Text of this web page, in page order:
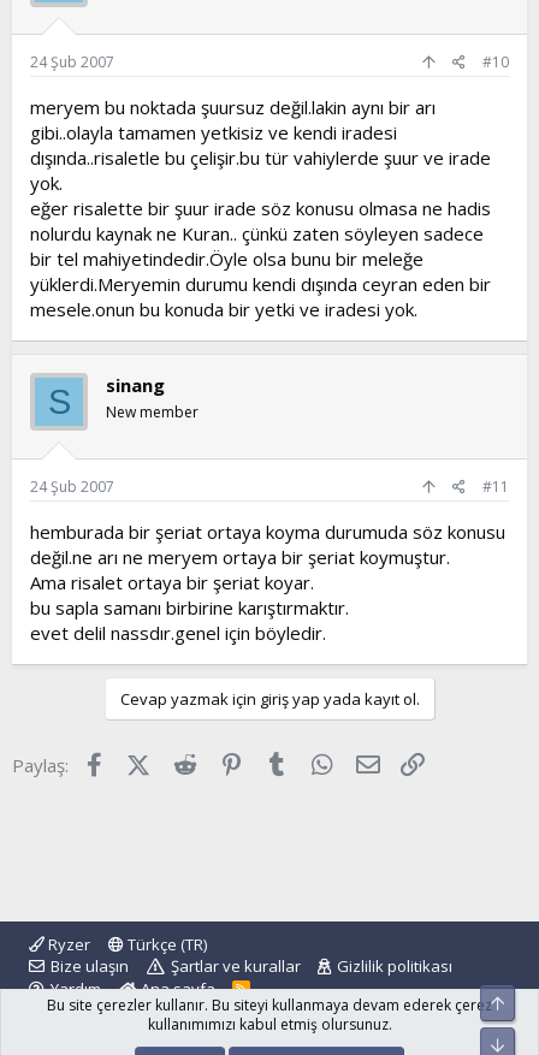
24 Şub 2007 #10
meryem bu noktada şuursuz değil.lakin aynı bir arı
gibi..olayla tamamen yetkisiz ve kendi iradesi
dışında..risaletle bu çelişir.bu tür vahiylerde şuur ve irade
yok.
eğer risalette bir şuur irade söz konusu olmasa ne hadis
nolurdu kaynak ne Kuran.. çünkü zaten söyleyen sadece
bir tel mahiyetindedir.Öyle olsa bunu bir meleğe
yüklerdi.Meryemin durumu kendi dışında ceyran eden bir
mesele.onun bu konuda bir yetki ve iradesi yok.
S sinang
New member
24 Şub 2007 #11
hemburada bir şeriat ortaya koyma durumuda söz konusu
değil.ne arı ne meryem ortaya bir şeriat koymuştur.
Ama risalet ortaya bir şeriat koyar.
bu sapla samanı birbirine karıştırmaktır.
evet delil nassdır.genel için böyledir.
Cevap yazmak için giriş yap yada kayıt ol.
Paylaş: FacebookX (Twitter)
Reddit Pinterest
Tumblr WhatsApp
E-posta
Ryzer
Türkçe (TR)
Bize ulaşın
Şartlar ve kurallar
Gizlilik politikası
Yardım
Ana sayfa
R
S
S
Community platform by XenForo ® © 2010-2024 XenForo Ltd.
Bu site çerezler kullanır. Bu siteyi kullanmaya devam ederek çerez
kullanımımızı kabul etmiş olursunuz.
Üst
Alt